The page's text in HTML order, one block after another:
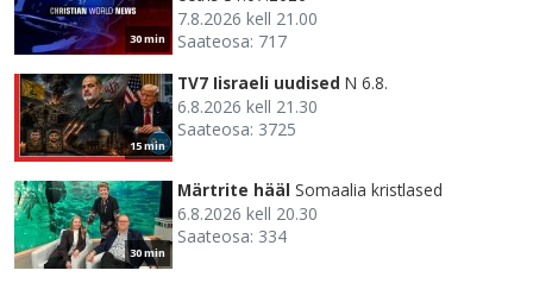
30 min
7.8.2026 kell 21.00
Saateosa: 717
15 min
TV7 Iisraeli uudised N 6.8.
6.8.2026 kell 21.30
Saateosa: 3725
30 min
Märtrite hääl Somaalia kristlased
6.8.2026 kell 20.30
Saateosa: 334